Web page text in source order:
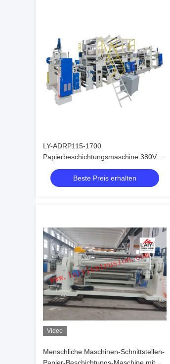
LY-ADRP115-1700
Papierbeschichtungsmaschine 380V
300m/min LDPE LLDPE
Beste Preis erhalten
Video
Menschliche Maschinen-Schnittstellen-